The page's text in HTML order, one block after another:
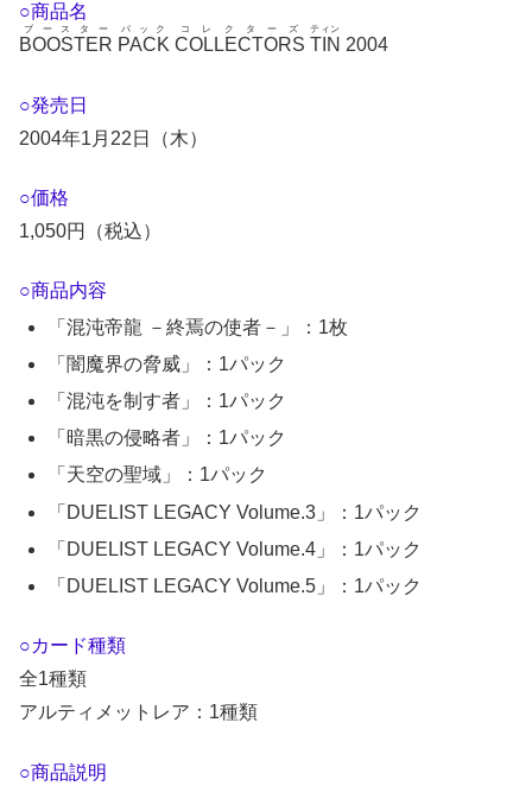
○商品名
BOOSTER
ブースター
PACK
パック
COLLECTORS
コレクターズ
TIN
ティン
2004
○発売日
2004年1月22日（木）
○価格
1,050円（税込）
○商品内容
「混沌帝龍 －終焉の使者－」：1枚
「闇魔界の脅威」：1パック
「混沌を制す者」：1パック
「暗黒の侵略者」：1パック
「天空の聖域」：1パック
「DUELIST LEGACY Volume.3」：1パック
「DUELIST LEGACY Volume.4」：1パック
「DUELIST LEGACY Volume.5」：1パック
○カード種類
全1種類
アルティメットレア：1種類
○商品説明